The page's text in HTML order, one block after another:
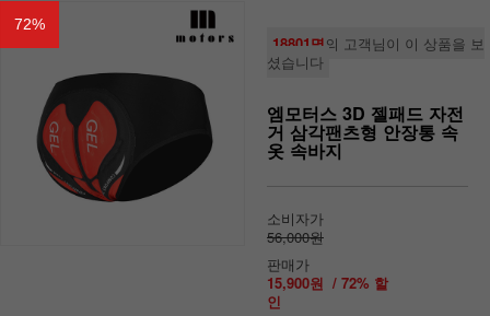
72%
18801명의 고객님이 이 상품을 보
셨습니다
엠모터스 3D 젤패드 자전
거 삼각팬츠형 안장통 속
옷 속바지
소비자가
56,000원
판매가
15,900원 / 72% 할
인